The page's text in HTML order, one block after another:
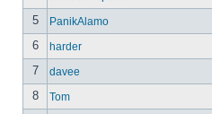
5 PanikAlamo
6 harder
7 davee
8 Tom